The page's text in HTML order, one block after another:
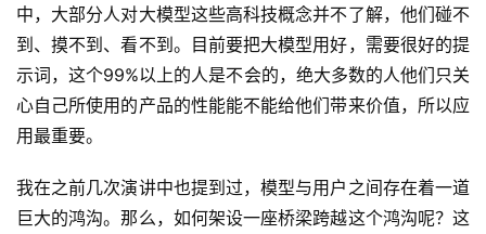
习
云
计
算
未
来
登录 注册
中，大部分人对大模型这些高科技概念并不了解，他们碰不
到、摸不到、看不到。目前要把大模型用好，需要很好的提
示词，这个99%以上的人是不会的，绝大多数的人他们只关
心自己所使用的产品的性能能不能给他们带来价值，所以应
用最重要。
我在之前几次演讲中也提到过，模型与用户之间存在着一道
巨大的鸿沟。那么，如何架设一座桥梁跨越这个鸿沟呢？这